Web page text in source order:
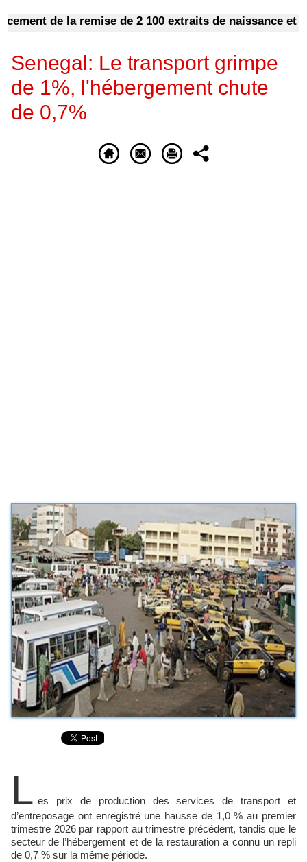
de la remise de 2 100 extraits de naissance et
Senegal: Le transport grimpe
de 1%, l'hébergement chute
de 0,7%
L es prix de production des services de transport et
d’entreposage ont enregistré une hausse de 1,0 % au premier
trimestre 2026 par rapport au trimestre précédent, tandis que le
secteur de l’hébergement et de la restauration a connu un repli
de 0,7 % sur la même période.